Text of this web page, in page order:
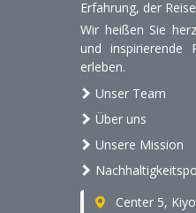
Erfahrung, der
Wir heißen Sie
und inspirierende
erleben.
Unser Team
Über uns
Unsere Mission
Center 5,